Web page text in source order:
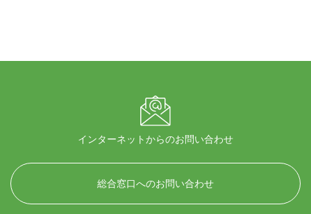
インターネットからのお問い合わせ
総合窓口へのお問い合わせ